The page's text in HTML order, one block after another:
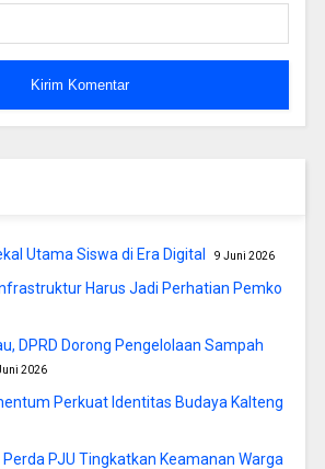
Utama Siswa di Era Digital 9 Juni 2026
Harus Jadi Perhatian Pemko
DPRD Dorong Pengelolaan Sampah
2026
Perkuat Identitas Budaya Kalteng
PJU Tingkatkan Keamanan Warga